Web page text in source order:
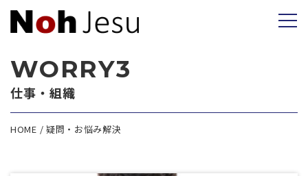
WORRY3
仕事・組織
HOME 疑問・お悩み解決